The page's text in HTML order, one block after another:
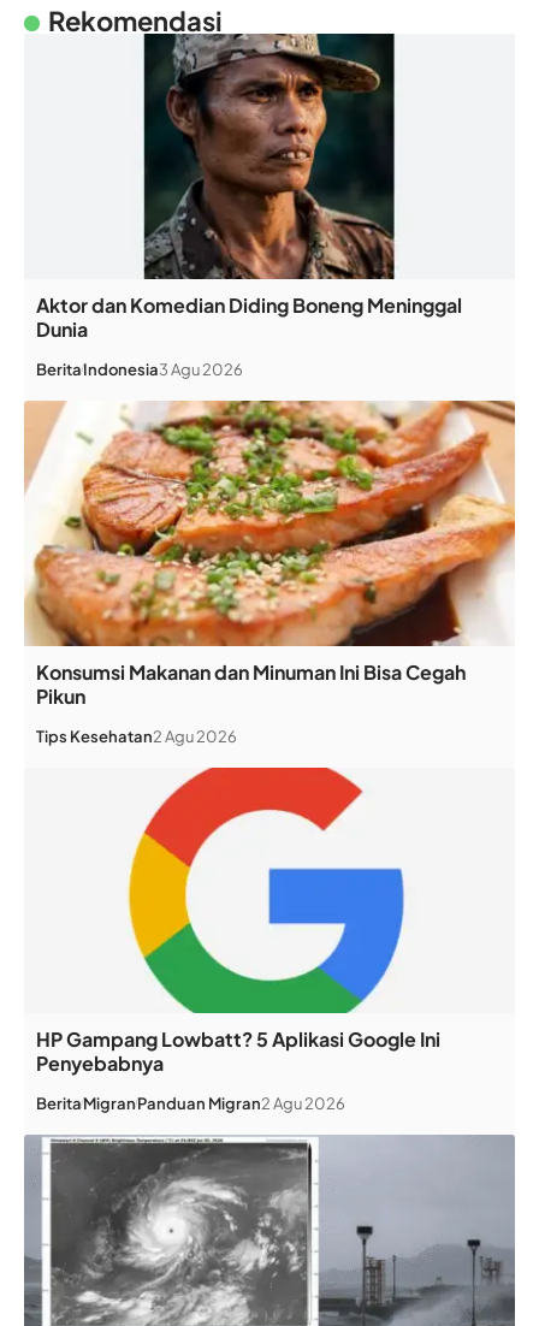
Rekomendasi
Aktor dan Komedian Diding Boneng Meninggal
Dunia
BeritaIndonesia3 Agu 2026
Konsumsi Makanan dan Minuman Ini Bisa Cegah
Pikun
Tips Kesehatan2 Agu 2026
HP Gampang Lowbatt? 5 Aplikasi Google Ini
Penyebabnya
BeritaMigranPanduan Migran2 Agu 2026